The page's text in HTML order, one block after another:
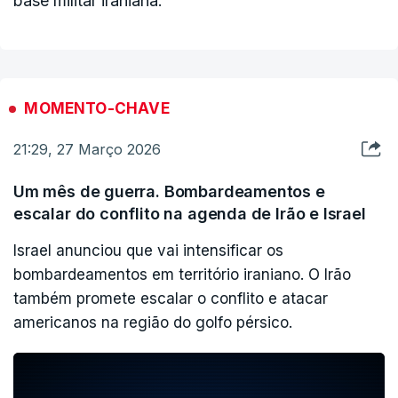
MOMENTO-CHAVE
21:29, 27 Março 2026
Um mês de guerra. Bombardeamentos e
escalar do conflito na agenda de Irão e Israel
Israel anunciou que vai intensificar os
bombardeamentos em território iraniano. O Irão
também promete escalar o conflito e atacar
americanos na região do golfo pérsico.